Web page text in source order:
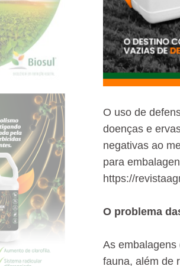
O uso de
doenças e
negativas ao
para
https://
O problema
As
fauna, além de